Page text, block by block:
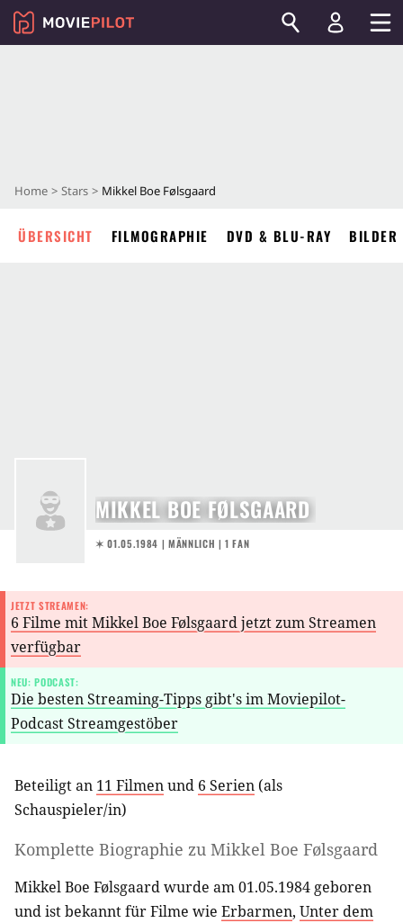
Home Stars Mikkel Boe Følsgaard
ÜBERSICHT FILMOGRAPHIE DVD & BLU-RAY BILDER
MIKKEL BOE FØLSGAARD
✶ 01.05.1984 | MÄNNLICH | 1 FAN
JETZT STREAMEN:
6 Filme mit Mikkel Boe Følsgaard jetzt zum Streamen
verfügbar
NEU: PODCAST:
Die besten Streaming-Tipps gibt's im Moviepilot-
Podcast Streamgestöber
Beteiligt an 11 Filmenund 6 Serien (als
Schauspieler/in)
Komplette Biographie zu Mikkel Boe Følsgaard
Mikkel Boe Følsgaard wurde am 01.05.1984 geboren
und ist bekannt für Filme wie Erbarmen, Unter dem